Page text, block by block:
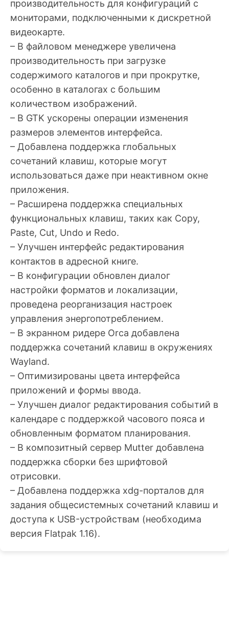
производительность для конфигураций с
мониторами, подключенными к дискретной
видеокарте.
– В файловом менеджере увеличена
производительность при загрузке
содержимого каталогов и при прокрутке,
особенно в каталогах с большим
количеством изображений.
– В GTK ускорены операции изменения
размеров элементов интерфейса.
– Добавлена поддержка глобальных
сочетаний клавиш, которые могут
использоваться даже при неактивном окне
приложения.
– Расширена поддержка специальных
функциональных клавиш, таких как Copy,
Paste, Cut, Undo и Redo.
– Улучшен интерфейс редактирования
контактов в адресной книге.
– В конфигурации обновлен диалог
настройки форматов и локализации,
проведена реорганизация настроек
управления энергопотреблением.
– В экранном ридере Orca добавлена
поддержка сочетаний клавиш в окружениях
Wayland.
– Оптимизированы цвета интерфейса
приложений и формы ввода.
– Улучшен диалог редактирования событий в
календаре с поддержкой часового пояса и
обновленным форматом планирования.
– В композитный сервер Mutter добавлена
поддержка сборки без шрифтовой
отрисовки.
– Добавлена поддержка xdg-порталов для
задания общесистемных сочетаний клавиш и
доступа к USB-устройствам (необходима
версия Flatpak 1.16).